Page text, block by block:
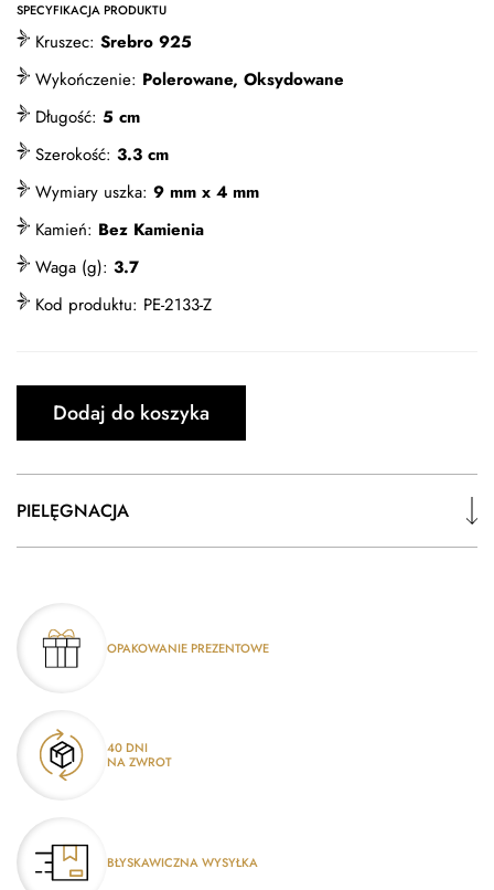
SPECYFIKACJA PRODUKTU
Kruszec: Srebro 925
Wykończenie: Polerowane, Oksydowane
Długość: 5 cm
Szerokość: 3.3 cm
Wymiary uszka: 9 mm x 4 mm
Kamień: Bez Kamienia
Waga (g): 3.7
Kod produktu: PE-2133-Z
Dodaj do koszyka
PIELĘGNACJA
OPAKOWANIE PREZENTOWE
40 DNI
NA ZWROT
BŁYSKAWICZNA WYSYŁKA